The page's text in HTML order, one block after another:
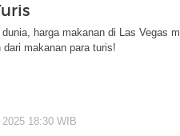
harga makanan di Las Vegas
makanan para turis!
18:30 WIB